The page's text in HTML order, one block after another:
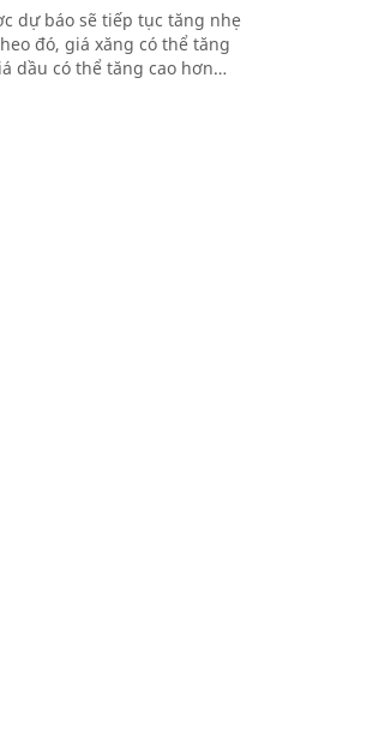
dự báo sẽ tiếp tục tăng nhẹ
đó, giá xăng có thể tăng
dầu có thể tăng cao hơn…